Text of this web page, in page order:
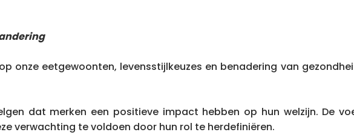
onze eetgewoonten, levensstijlkeuzes en benadering van
dat merken een positieve impact hebben op hun welzijn. De
verwachting te voldoen door hun rol te herdefiniëren.